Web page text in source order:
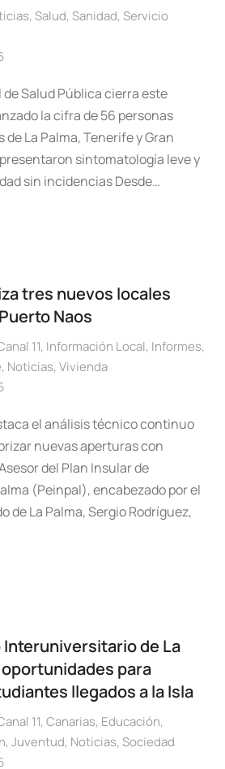
, Salud, Sanidad, Servicio
Salud Pública cierra este
la cifra de 56 personas
La Palma, Tenerife y Gran
sintomatología leve y
sin incidencias Desde…
tres nuevos locales
Naos
11, Información Local, Informes,
, Noticias, Vivienda
el análisis técnico continuo
nuevas aperturas con
del Plan Insular de
(Peinpal), encabezado por el
de La Palma, Sergio Rodríguez,
de La
para
llegados a la Isla
11, Canarias, Educación,
, Juventud, Noticias, Sociedad